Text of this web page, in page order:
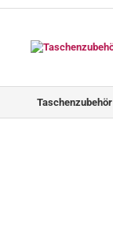
Taschenzubehör